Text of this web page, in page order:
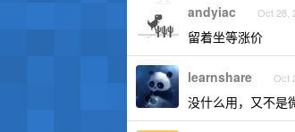
andyiac Oct 28,
留着坐等涨价
learnshare Oct
没什么用，又不是